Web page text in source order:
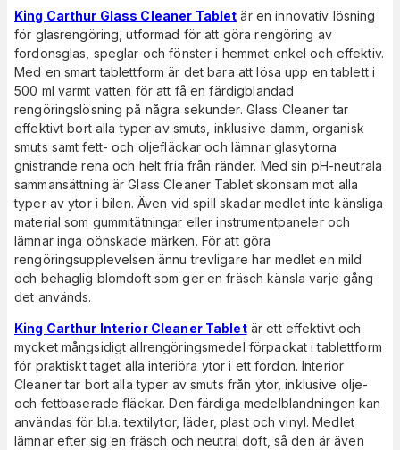
King Carthur Glass Cleaner Tablet är en innovativ lösning
för glasrengöring, utformad för att göra rengöring av
fordonsglas, speglar och fönster i hemmet enkel och effektiv.
Med en smart tablettform är det bara att lösa upp en tablett i
500 ml varmt vatten för att få en färdigblandad
rengöringslösning på några sekunder. Glass Cleaner tar
effektivt bort alla typer av smuts, inklusive damm, organisk
smuts samt fett- och oljefläckar och lämnar glasytorna
gnistrande rena och helt fria från ränder. Med sin pH-neutrala
sammansättning är Glass Cleaner Tablet skonsam mot alla
typer av ytor i bilen. Även vid spill skadar medlet inte känsliga
material som gummitätningar eller instrumentpaneler och
lämnar inga oönskade märken. För att göra
rengöringsupplevelsen ännu trevligare har medlet en mild
och behaglig blomdoft som ger en fräsch känsla varje gång
det används.
King Carthur Interior Cleaner Tabletär ett effektivt och
mycket mångsidigt allrengöringsmedel förpackat i tablettform
för praktiskt taget alla interiöra ytor i ett fordon. Interior
Cleaner tar bort alla typer av smuts från ytor, inklusive olje-
och fettbaserade fläckar. Den färdiga medelblandningen kan
användas för bl.a. textilytor, läder, plast och vinyl. Medlet
lämnar efter sig en fräsch och neutral doft, så den är även